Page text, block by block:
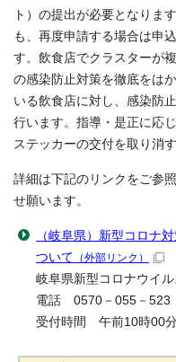
ト）の提出が必要となりま
も、再度申請する場合は申
す。飲食店でクラスターが
の感染防止対策を徹底をは
いる飲食店に対し、感染防
行います。指導・是正に応
ステッカーの交付を取り消
詳細は下記のリンクをご参
せ願います。
（岐阜県）新型コロナ
ついて （外部リンク）
岐阜県新型コロナウイ
電話 0570－055－523
受付時間 午前10時00